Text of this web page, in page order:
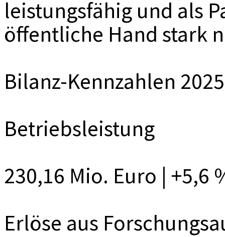
leistungsfähig und als
öffentliche Hand stark
Bilanz-Kennzahlen
Betriebsleistung
230,16 Mio. Euro | +5,6
Erlöse aus